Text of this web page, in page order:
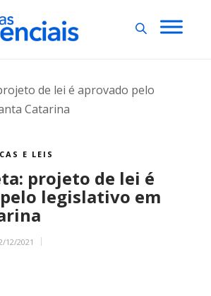
E LEIS
projeto de lei é
legislativo em
12/2021